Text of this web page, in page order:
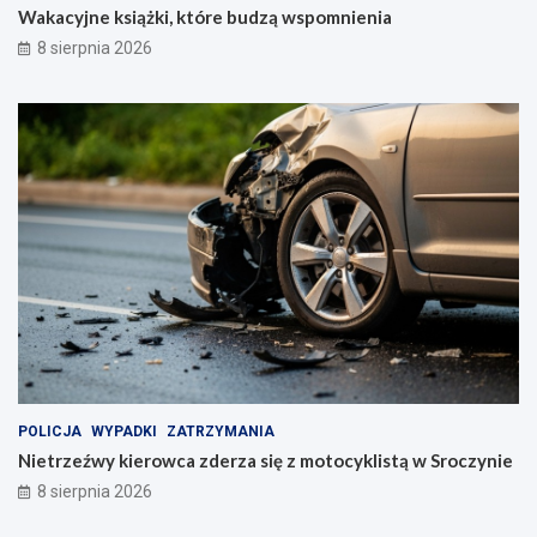
z
l
a
P
a
s
t
k
i
m
Wakacyjne książki, które budzą wspomnienia
8 sierpnia 2026
POLICJA WYPADKI ZATRZYMANIA
Nietrzeźwy kierowca zderza się z motocyklistą w Sroczynie
8 sierpnia 2026